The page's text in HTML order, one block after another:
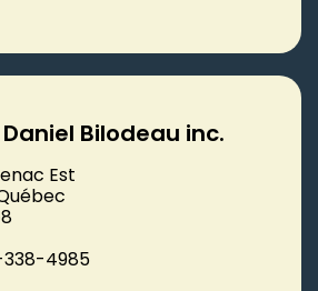
Bilodeau inc.
Est
338-4985